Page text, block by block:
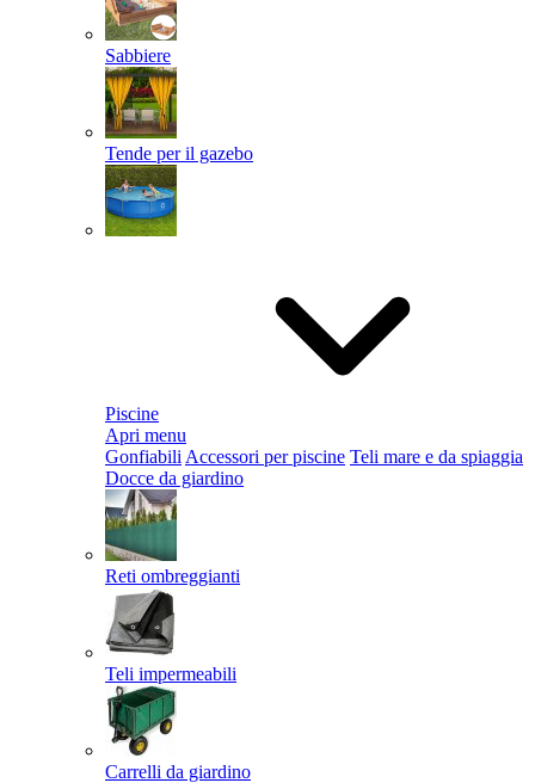
Sabbiere
Tende per il gazebo
Piscine
Apri menu
Gonfiabili Accessori per piscine Teli mare e da spiaggia
Docce da giardino
Reti ombreggianti
Teli impermeabili
Carrelli da giardino